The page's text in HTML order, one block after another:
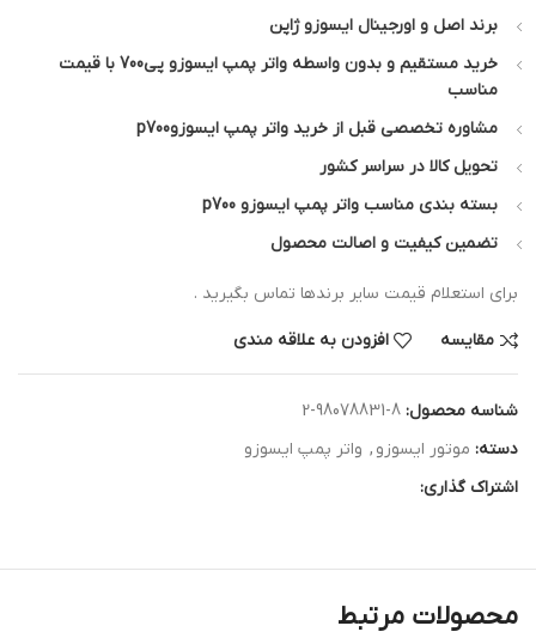
برند اصل و اورجینال ایسوزو ژاپن
خرید مستقیم و بدون واسطه واتر پمپ ایسوزو پی700 با قیمت
مناسب
مشاوره تخصصی قبل از خرید واتر پمپ ایسوزوp700
تحویل کالا در سراسر کشور
بسته بندی مناسب واتر پمپ ایسوزو p700
تضمین کیفیت و اصالت محصول
برای استعلام قیمت سایر برندها تماس بگیرید .
مقایسه افزودن به علاقه مندی
شناسه محصول: 8-98078831-2
دسته: موتور ایسوزو , واتر پمپ ایسوزو
اشتراک گذاری:
محصولات مرتبط